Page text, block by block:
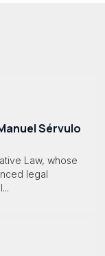
Sérvulo
Law, whose
legal